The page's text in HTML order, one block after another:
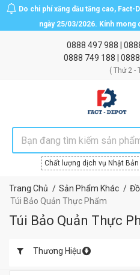
Do chi phí xăng dầu tăng cao,
ngày 25/03/2026. Kính mong
0888 497 988
0888 749 188
( Thứ 2 -
Chất lượng dịch vụ Nhật Bản
Trang Chủ Sản Phẩm Khác
Túi Bảo Quản Thực Phẩm
Túi Bảo Quản Thực
Thương Hiệu